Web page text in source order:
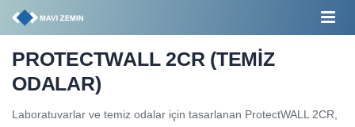
PROTECTWALL 2CR (TEMİZ
ODALAR)
Laboratuvarlar ve temiz odalar için tasarlanan ProtectWALL 2CR,